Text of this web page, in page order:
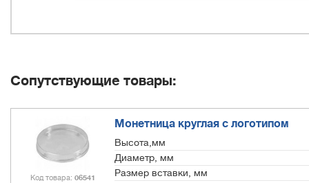
Сопутствующие товары:
Код товара 06541
Монетница круглая с логотипом
Высота,мм
Диаметр, мм
Размер вставки, мм